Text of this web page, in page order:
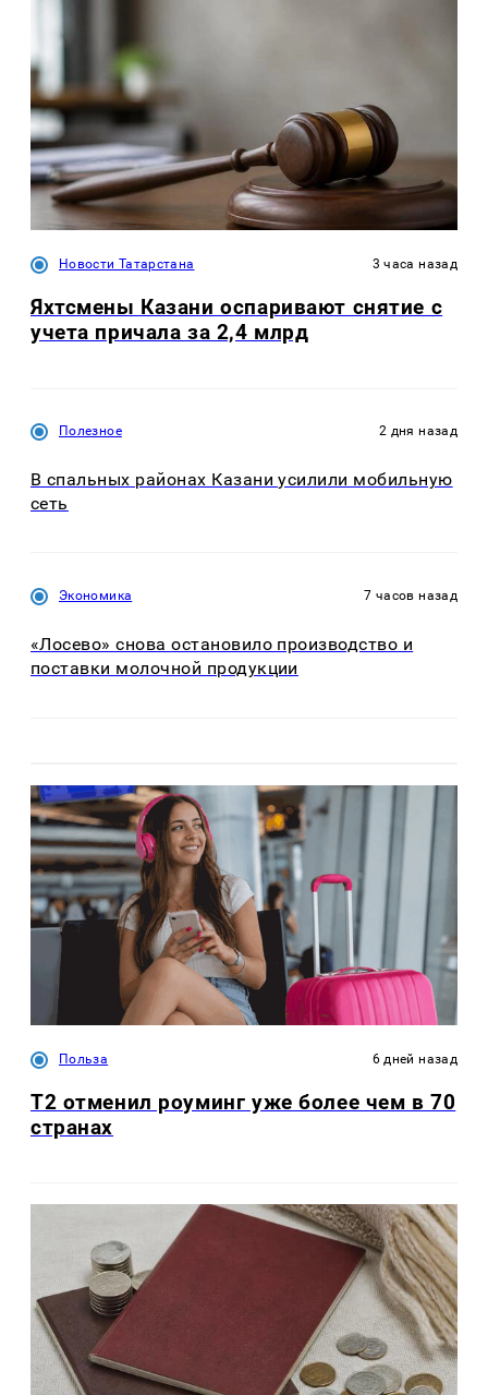
Новости Татарстана 3 часа назад
Яхтсмены Казани оспаривают снятие с
учета причала за 2,4 млрд
Полезное 2 дня назад
В спальных районах Казани усилили мобильную
сеть
Экономика 7 часов назад
«Лосево» снова остановило производство и
поставки молочной продукции
Польза 6 дней назад
Т2 отменил роуминг уже более чем в 70
странах